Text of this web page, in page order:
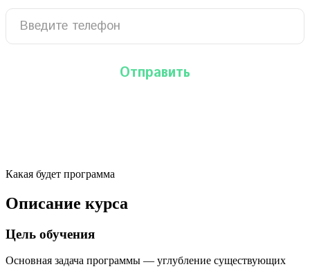
Какая будет программа
Описание курса
Цель обучения
Основная задача программы — углубление существующих